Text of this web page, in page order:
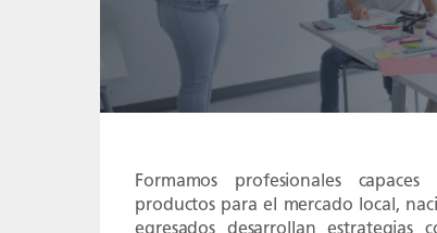
Formamos profesionales
productos para el mercado local,
egresados desarrollan estrategias